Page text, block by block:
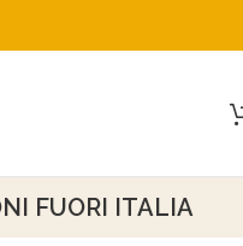
FUORI ITALIA